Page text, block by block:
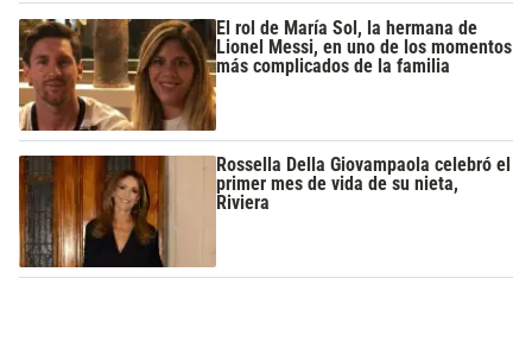
El rol de María Sol, la hermana de
Lionel Messi, en uno de los momentos
más complicados de la familia
Rossella Della Giovampaola celebró el
primer mes de vida de su nieta,
Riviera